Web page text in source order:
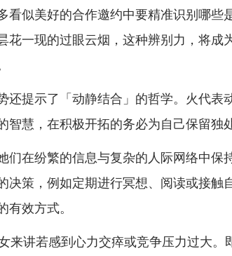
看似美好的合作邀约中要精准识别哪些
花一现的过眼云烟，这种辨别力，将成
还提示了「动静结合」的哲学。火代表
智慧，在积极开拓的务必为自己保留独
们在纷繁的信息与复杂的人际网络中保
决策，例如定期进行冥想、阅读或接触
有效方式。
来讲若感到心力交瘁或竞争压力过大